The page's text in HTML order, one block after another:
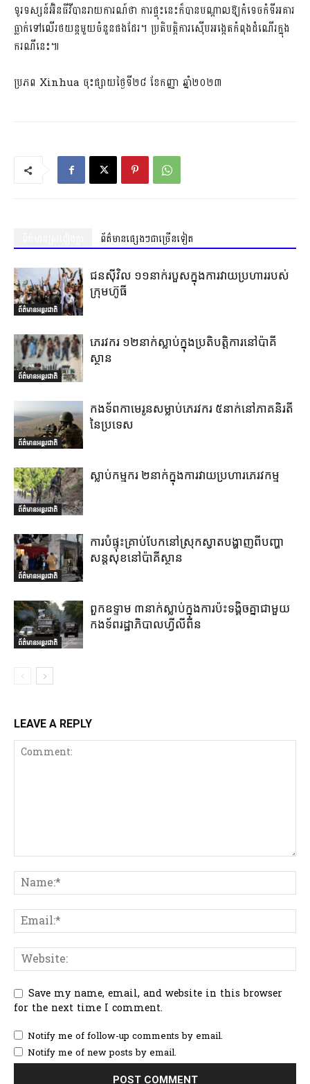
ទូរទស្សន៍អ៊ិនធីវីបានរាយការណ៍ថា ការ​ផ្ទុះ​នេះ​ក៏​បាន​បណ្តាល​ឱ្យ​កំទេច​កំទី​អគារ​
ធ្លាក់ទៅលើ​រថយន្តមួយចំនួន​ផង​ដែរ។ ប្រតិបត្តិការស៊ើបអង្កេតកំពុងដំណើរក្នុង
ករណីនេះ៕
ប្រភព Xinhua ចុះផ្សាយថ្ងៃទី២៨ ខែកញ្ញា ឆ្នាំ២០២៣
ព័ត៌មានផ្សេងៗជាច្រើនទៀត
ព័ត៌មានអន្តរជាតិ
ជនស៊ីវិល ១១នាក់របួសក្នុងការវាយប្រហាររបស់
ក្រុមហ៊ូធី
ព័ត៌មានអន្តរជាតិ
ភេរវករ ១២នាក់ស្លាប់ក្នុងប្រតិបត្តិការនៅប៉ាគី
ស្ថាន
ព័ត៌មានអន្តរជាតិ
កងទ័ពកាមេរូនសម្លាប់ភេរវករ ៥នាក់នៅភាគនិរតី
នៃប្រទេស
ព័ត៌មានអន្តរជាតិ
ស្លាប់កម្មករ ២នាក់ក្នុងការវាយប្រហារភេរវកម្ម
ព័ត៌មានអន្តរជាតិ
ការបំផ្ទុះគ្រាប់បែកនៅស្រុកស្វាតបង្ហាញពីបញ្ហា
សន្តសុខនៅប៉ាគីស្ថាន
ព័ត៌មានអន្តរជាតិ
ពួកឧទ្ទាម ៣នាក់ស្លាប់ក្នុងការប៉ះទង្គិចគ្នាជាមួយ
កងទ័ពរដ្ឋាភិបាលហ្វីលីពីន
LEAVE A REPLY
Save my name, email, and website in this browser
for the next time I comment.
Notify me of follow-up comments by email.
Notify me of new posts by email.